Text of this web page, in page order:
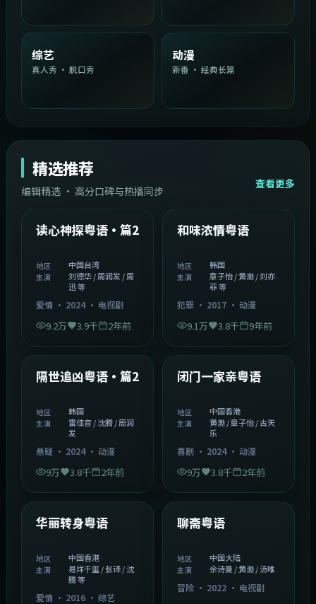
综艺
真人秀 · 脱口秀
动漫
新番 · 经典长篇
精选推荐
编辑精选 · 高分口碑与热播同步
查看更多
精选
中国台湾 1:54:36
读心神探粤语·篇2
地区 中国台湾
主演
刘德华 / 周润发 / 周
迅 等
爱情· 2024· 电视剧
9.2万 3.9千 2年前
精选
2:08:51
和味浓情粤语
地区 韩国
主演
章子怡 / 黄渤 / 刘亦
菲 等
犯罪· 2017· 动漫
9.1万 3.8千 9年前
精选
隔世追凶粤语·篇2
地区 韩国
主演
雷佳音 / 沈腾 / 周润
发
悬疑· 2024· 动漫
9万 3.8千 2年前
精选
闭门一家亲粤语
地区 中国香港
主演
黄渤 / 章子怡 / 古天
乐
喜剧· 2024· 动漫
9万 3.8千 2年前
精选
华丽转身粤语
地区 中国香港
主演
易烊千玺 / 张译 / 沈
腾 等
爱情· 2016· 综艺
精选
聊斋粤语
地区 中国大陆
主演 佘诗曼 / 黄渤 / 汤唯
冒险· 2022· 电视剧